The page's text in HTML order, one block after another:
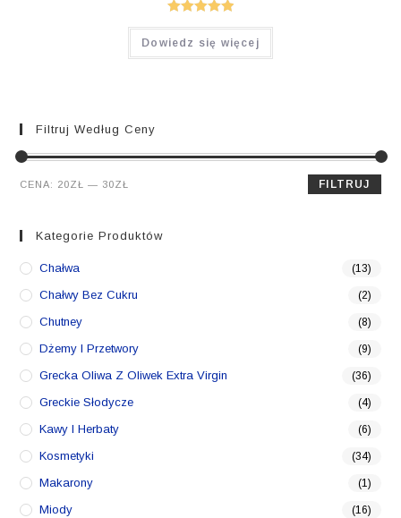
Oceniono
5.00 na 5
Dowiedz się więcej
Filtruj Według Ceny
Cena
Cena
FILTRUJ
CENA: 20ZŁ — 30ZŁ
Kategorie Produktów
Chałwa (13)
Chałwy Bez Cukru (2)
Chutney (8)
Dżemy I Przetwory (9)
Grecka Oliwa Z Oliwek Extra Virgin (36)
Greckie Słodycze (4)
Kawy I Herbaty (6)
Kosmetyki (34)
Makarony (1)
Miody (16)